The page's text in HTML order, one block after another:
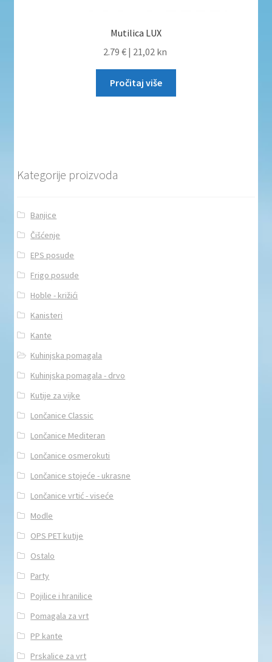
Mutilica LUX
2.79 € | 21,02 kn
Pročitaj više
Kategorije proizvoda
Banjice
Čišćenje
EPS posude
Frigo posude
Hoble - križići
Kanisteri
Kante
Kuhinjska pomagala
Kuhinjska pomagala - drvo
Kutije za vijke
Lončanice Classic
Lončanice Mediteran
Lončanice osmerokuti
Lončanice stojeće - ukrasne
Lončanice vrtić - viseće
Modle
OPS PET kutije
Ostalo
Party
Pojilice i hranilice
Pomagala za vrt
PP kante
Prskalice za vrt